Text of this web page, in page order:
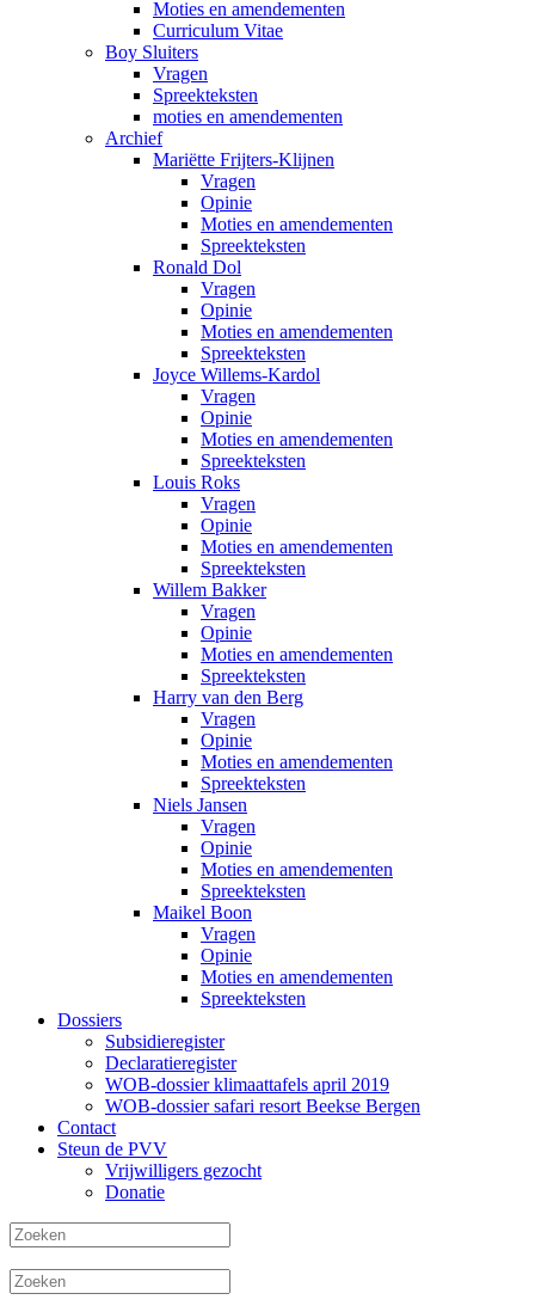
Moties en amendementen
Curriculum Vitae
Boy Sluiters
Vragen
Spreekteksten
moties en amendementen
Archief
Mariëtte Frijters-Klijnen
Vragen
Opinie
Moties en amendementen
Spreekteksten
Ronald Dol
Vragen
Opinie
Moties en amendementen
Spreekteksten
Joyce Willems-Kardol
Vragen
Opinie
Moties en amendementen
Spreekteksten
Louis Roks
Vragen
Opinie
Moties en amendementen
Spreekteksten
Willem Bakker
Vragen
Opinie
Moties en amendementen
Spreekteksten
Harry van den Berg
Vragen
Opinie
Moties en amendementen
Spreekteksten
Niels Jansen
Vragen
Opinie
Moties en amendementen
Spreekteksten
Maikel Boon
Vragen
Opinie
Moties en amendementen
Spreekteksten
Dossiers
Subsidieregister
Declaratieregister
WOB-dossier klimaattafels april 2019
WOB-dossier safari resort Beekse Bergen
Contact
Steun de PVV
Vrijwilligers gezocht
Donatie